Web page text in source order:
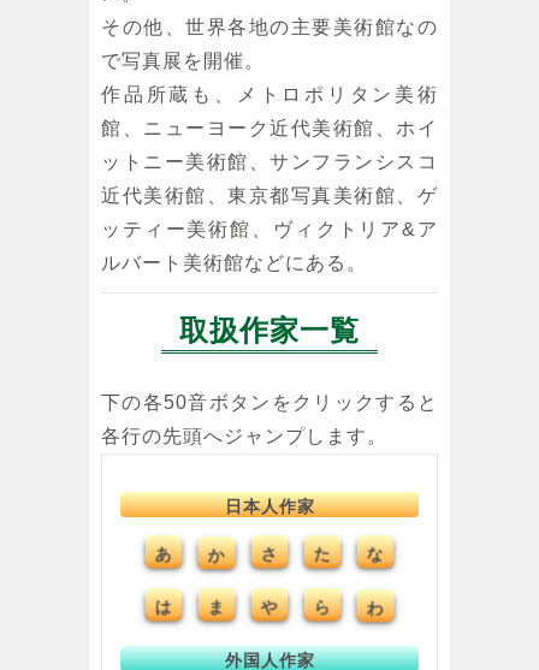
その他、世界各地の主要美術館なの
で写真展を開催。
作品所蔵も、メトロポリタン美術
館、ニューヨーク近代美術館、ホイ
ットニー美術館、サンフランシスコ
近代美術館、東京都写真美術館、ゲ
ッティー美術館、ヴィクトリア&ア
ルバート美術館などにある。
取扱作家一覧
下の各50音ボタンをクリックすると
各行の先頭へジャンプします。
日本人作家
あ か さ た な
は ま や ら わ
外国人作家